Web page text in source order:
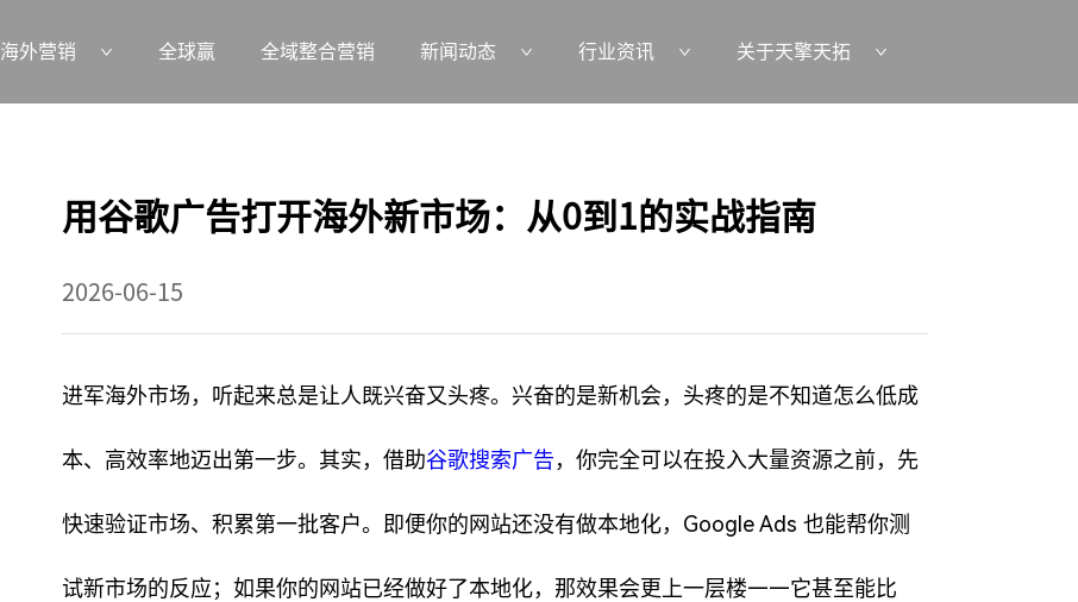
海外营销 全球赢 全域整合营销 新闻动态 行业资讯 关于天擎天拓
用谷歌广告打开海外新市场：从0到1的实战指南
2026-06-15
进军海外市场，听起来总是让人既兴奋又头疼。兴奋的是新机会，头疼的是不知道怎么低成
本、高效率地迈出第一步。其实，借助谷歌搜索广告，你完全可以在投入大量资源之前，先
快速验证市场、积累第一批客户。即便你的网站还没有做本地化，Google Ads 也能帮你测
试新市场的反应；如果你的网站已经做好了本地化，那效果会更上一层楼——它甚至能比